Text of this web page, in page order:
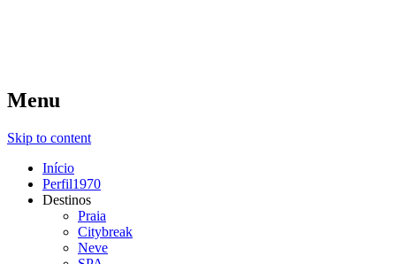
Menu
Skip to content
Início
Perfil1970
Destinos
Praia
Citybreak
Neve